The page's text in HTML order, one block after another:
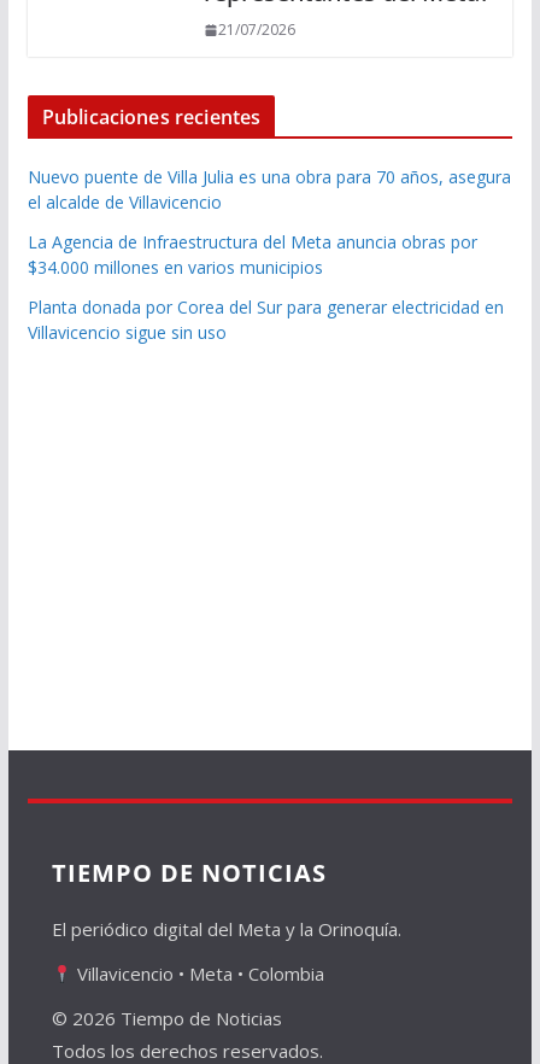
21/07/2026
Publicaciones recientes
Nuevo puente de Villa Julia es una obra para 70 años, asegura
el alcalde de Villavicencio
La Agencia de Infraestructura del Meta anuncia obras por
$34.000 millones en varios municipios
Planta donada por Corea del Sur para generar electricidad en
Villavicencio sigue sin uso
TIEMPO DE NOTICIAS
El periódico digital del Meta y la Orinoquía.
Villavicencio • Meta • Colombia
© 2026 Tiempo de Noticias
Todos los derechos reservados.